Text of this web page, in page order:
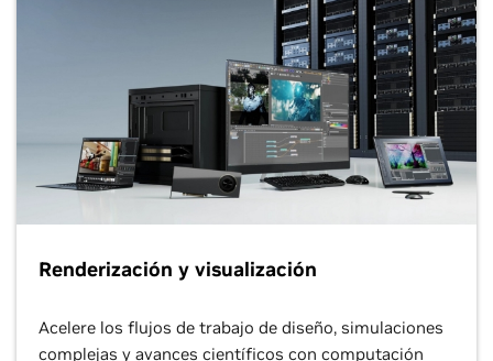
Renderización y visualización
Acelere los flujos de trabajo de diseño, simulaciones
complejas y avances científicos con computación